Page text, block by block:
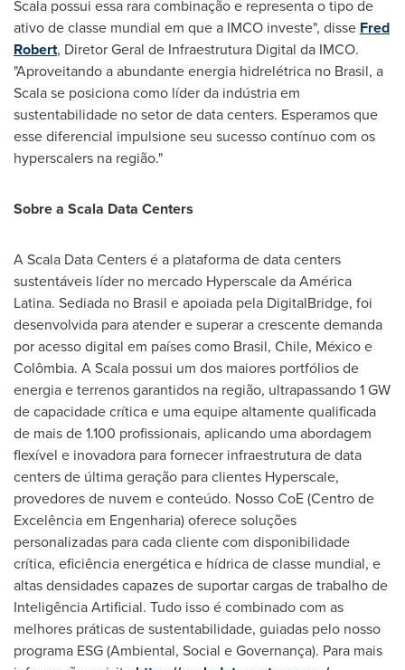
Scala possui essa rara combinação e representa o tipo de
ativo de classe mundial em que a IMCO investe", disse Fred
Robert, Diretor Geral de Infraestrutura Digital da IMCO.
"Aproveitando a abundante energia hidrelétrica no Brasil, a
Scala se posiciona como líder da indústria em
sustentabilidade no setor de data centers. Esperamos que
esse diferencial impulsione seu sucesso contínuo com os
hyperscalers na região."
Sobre a Scala Data Centers
A Scala Data Centers é a plataforma de data centers
sustentáveis líder no mercado Hyperscale da América
Latina. Sediada no Brasil e apoiada pela DigitalBridge, foi
desenvolvida para atender e superar a crescente demanda
por acesso digital em países como Brasil, Chile, México e
Colômbia. A Scala possui um dos maiores portfólios de
energia e terrenos garantidos na região, ultrapassando 1 GW
de capacidade crítica e uma equipe altamente qualificada
de mais de 1.100 profissionais, aplicando uma abordagem
flexível e inovadora para fornecer infraestrutura de data
centers de última geração para clientes Hyperscale,
provedores de nuvem e conteúdo. Nosso CoE (Centro de
Excelência em Engenharia) oferece soluções
personalizadas para cada cliente com disponibilidade
crítica, eficiência energética e hídrica de classe mundial, e
altas densidades capazes de suportar cargas de trabalho de
Inteligência Artificial. Tudo isso é combinado com as
melhores práticas de sustentabilidade, guiadas pelo nosso
programa ESG (Ambiental, Social e Governança). Para mais